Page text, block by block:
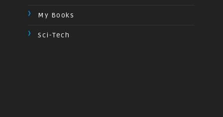
My Books
Sci-Tech